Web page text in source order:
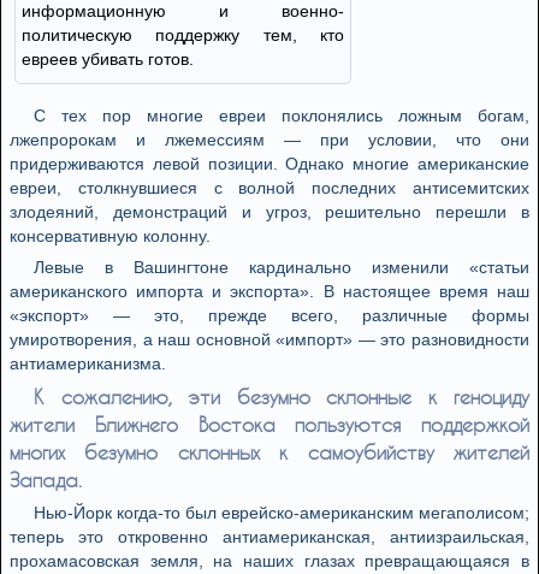
информационную и военно-
политическую поддержку тем, кто
евреев убивать готов.
С тех пор многие евреи поклонялись ложным богам,
лжепророкам и лжемессиям — при условии, что они
придерживаются левой позиции. Однако многие американские
евреи, столкнувшиеся с волной последних антисемитских
злодеяний, демонстраций и угроз, решительно перешли в
консервативную колонну.
Левые в Вашингтоне кардинально изменили «статьи
американского импорта и экспорта». В настоящее время наш
«экспорт» — это, прежде всего, различные формы
умиротворения, а наш основной «импорт» — это разновидности
антиамериканизма.
К сожалению, эти безумно склонные к геноциду
жители Ближнего Востока пользуются поддержкой
многих безумно склонных к самоубийству жителей
Запада.
Нью-Йорк когда-то был еврейско-американским мегаполисом;
теперь это откровенно антиамериканская, антиизраильская,
прохамасовская земля, на наших глазах превращающаяся в